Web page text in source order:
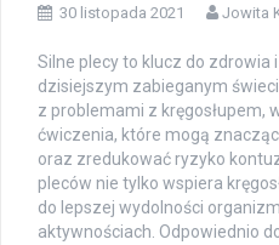
30 listopada 2021 Jowita
Silne plecy to klucz do zdrowia
dzisiejszym zabieganym
z problemami z kręgosłupem,
ćwiczenia, które mogą
oraz zredukować ryzyko
pleców nie tylko wspiera
do lepszej wydolności
aktywnościach. Odpowiednio